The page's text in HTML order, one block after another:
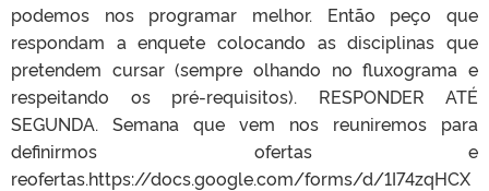
podemos nos programar melhor. Então peço que
respondam a enquete colocando as disciplinas que
pretendem cursar (sempre olhando no fluxograma e
respeitando os pré-requisitos). RESPONDER ATÉ
SEGUNDA. Semana que vem nos reuniremos para
definirmos ofertas e
reofertas.https://docs.google.com/forms/d/1I74zqHCX